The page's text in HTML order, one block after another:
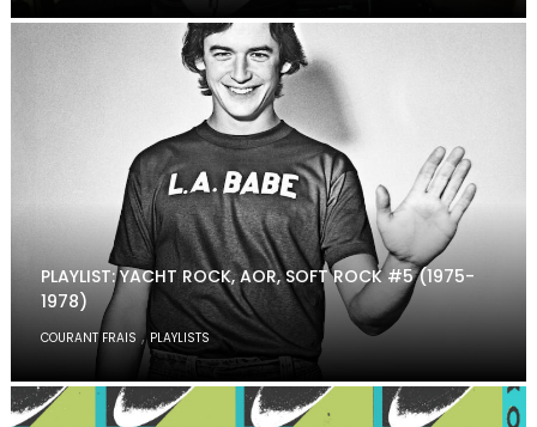
PLAYLIST: YACHT ROCK, AOR, SOFT ROCK #5 (1975-
1978)
COURANT FRAIS, PLAYLISTS